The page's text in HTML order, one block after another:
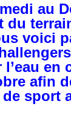
au
du
voici
en
afin
sport